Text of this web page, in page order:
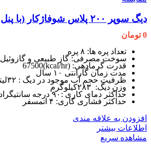
دیگ سوپر ۲۰۰ پلاس شوفاژکار (با پنل دیجیتال)-۸ پره
0 تومان
تعداد پره ها: ۸ پره
سوخت مصرفی: گاز طبیعی و گازوئیل
قدرت گرمادهی: (kcal/hr)67500
مدت زمان گارانتی ۱۰ سال
ظرفیت حجم آب موجود در دیگ : ۳۲لیتر
وزن دیگ: ۲۸۳کیلوگرم
حداکثر دمای کاری :۹۰ درجه سانتیگراد
حداکثر فشاری کاری: ۴ اتمسفر
افزودن به علاقه مندی
اطلاعات بیشتر
مشاهده سریع